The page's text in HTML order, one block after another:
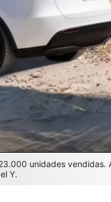
unidades vendidas.
Y.